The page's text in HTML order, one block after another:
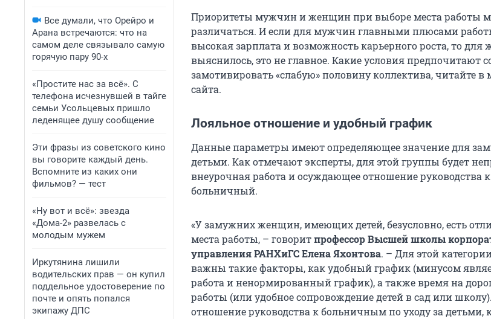
Все думали, что Орейро и
Арана встречаются: что на
самом деле связывало самую
горячую пару 90-х
«Простите нас за всё». С
телефона исчезнувшей в тайге
семьи Усольцевых пришло
леденящее душу сообщение
Эти фразы из советского кино
вы говорите каждый день.
Вспомните из каких они
фильмов? — тест
«Ну вот и всё»: звезда
«Дома-2» развелась с
молодым мужем
Иркутянина лишили
водительских прав — он купил
поддельное удостоверение по
почте и опять попался
экипажу ДПС
Приоритеты мужчин и женщин при выборе места работы
различаться. И если для мужчин главными плюсами
высокая зарплата и возможность карьерного роста, то
выяснилось, это не главное. Какие условия предпочитают
замотивировать «слабую» половину коллектива, читайте в
сайта.
Лояльное отношение и удобный график
Данные параметры имеют определяющее значение для
детьми. Как отмечают эксперты, для этой группы будет
внеурочная работа и осуждающее отношение руководства к
больничный.
«У замужних женщин, имеющих детей, безусловно, есть
места работы, – говоритпрофессор Высшей школы
управления РАНХиГС Елена Яхонтова. – Для этой
важны такие факторы, как удобный график (минусом
работа и ненормированный график), а также время на
работы (или удобное сопровождение детей в сад или
отношение руководства к больничным по уходу за детьми,